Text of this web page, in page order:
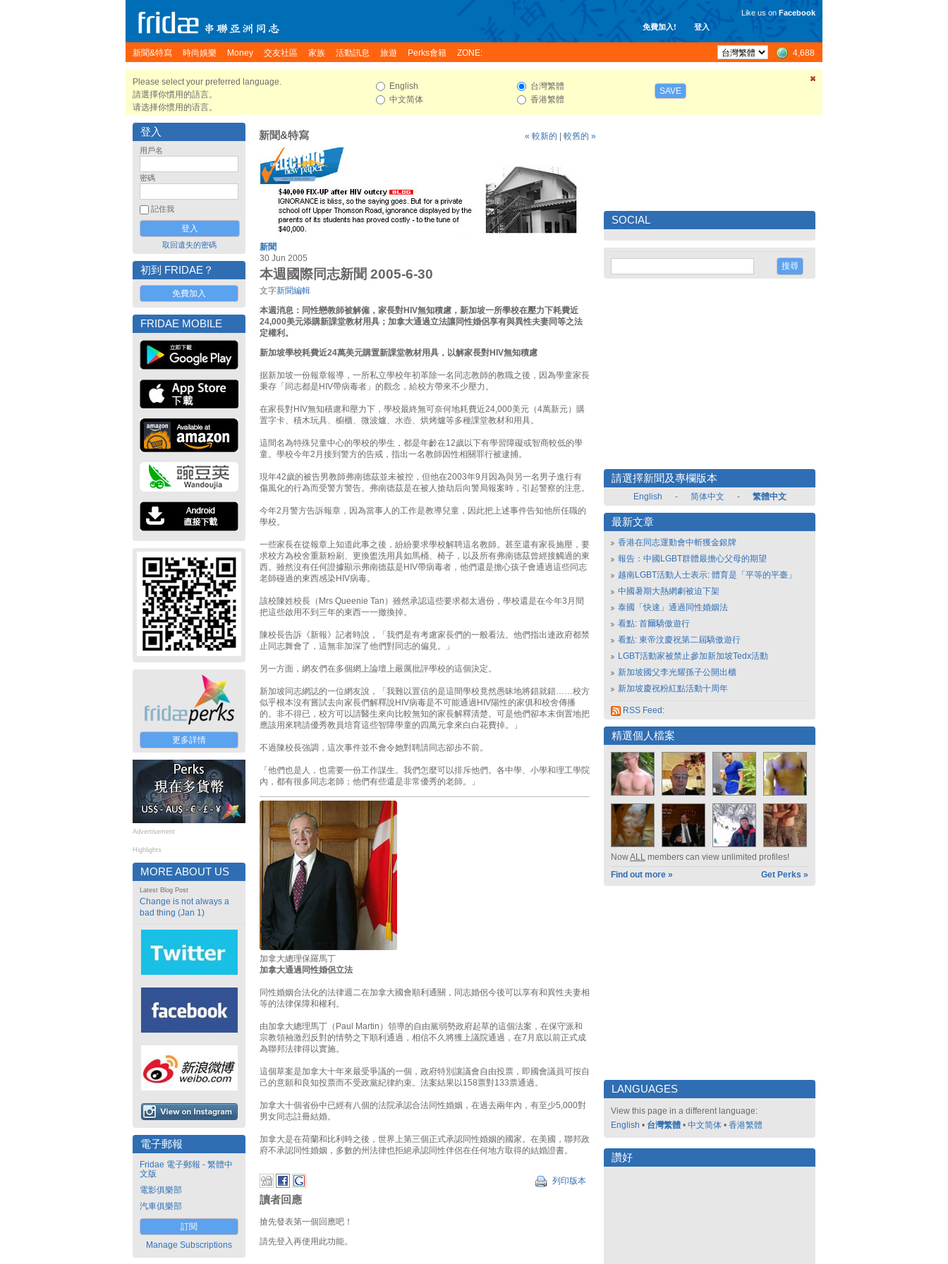
免費加入! 登入
Like us on Facebook
新聞&特寫 時尚娛樂 Money 交友社區 家族 活動訊息 旅遊 Perks會籍 ZONE: 4,688
Please select your preferred language.
請選擇你慣用的語言。
请选择你惯用的语言。
English
中文简体
台灣繁體
香港繁體
SAVE
登入
用戶名
密碼
記住我
取回遺失的密碼
初到 FRIDAE？
免費加入
FRIDAE MOBILE
更多詳情
Advertisement
Highlights
MORE ABOUT US
Latest Blog Post
Change is not always a
bad thing (Jan 1)
電子郵報
Fridae 電子郵報 - 繁體中
文版
電影俱樂部
汽車俱樂部
訂閱
Manage Subscriptions
新聞&特寫 « 較新的 較舊的 »
新聞
30 Jun 2005
本週國際同志新聞 2005-6-30
文字新聞編輯
本週消息：同性戀教師被解僱，家長對HIV無知積慮，新加坡一所學校在壓力下耗費近
24,000美元添購新課堂教材用具；加拿大通過立法讓同性婚侶享有與異性夫妻同等之法
定權利。
新加坡學校耗費近24萬美元購置新課堂教材用具，以解家長對HIV無知積慮
据新加坡一份報章報導，一所私立學校年初革除一名同志教師的教職之後，因為學童家長
秉存「同志都是HIV帶病毒者」的觀念，給校方帶來不少壓力。
在家長對HIV無知積慮和壓力下，學校最終無可奈何地耗費近24,000美元（4萬新元）購
置字卡、積木玩具、櫥櫃、微波爐、水壺、烘烤爐等多種課堂教材和用具。
這間名為特殊兒童中心的學校的學生，都是年齡在12歲以下有學習障礙或智商較低的學
童。學校今年2月接到警方的告戒，指出一名教師因性相關罪行被逮捕。
現年42歲的被告男教師弗南德茲並未被控，但他在2003年9月因為與另一名男子進行有
傷風化的行為而受警方警告。弗南德茲是在被人搶劫后向警局報案時，引起警察的注意。
今年2月警方告訴報章，因為當事人的工作是教導兒童，因此把上述事件告知他所任職的
學校。
一些家長在從報章上知道此事之後，紛紛要求學校解聘這名教師。甚至還有家長施壓，要
求校方為校舍重新粉刷、更換盥洗用具如馬桶、椅子，以及所有弗南德茲曾經接觸過的東
西。雖然沒有任何證據顯示弗南德茲是HIV帶病毒者，他們還是擔心孩子會通過這些同志
老師碰過的東西感染HIV病毒。
該校陳姓校長（Mrs Queenie Tan）雖然承認這些要求都太過份，學校還是在今年3月間
把這些啟用不到三年的東西一一撤換掉。
陳校長告訴《新報》記者時說，「我們是有考慮家長們的一般看法。他們指出連政府都禁
止同志舞會了，這無非加深了他們對同志的偏見。」
另一方面，網友們在多個網上論壇上嚴厲批評學校的這個決定。
新加坡同志網誌的一位網友說，「我難以置信的是這間學校竟然愚昧地將錯就錯……校方
似乎根本沒有嘗試去向家長們解釋說HIV病毒是不可能通過HIV陽性的家俱和校舍傳播
的。非不得已，校方可以請醫生來向比較無知的家長解釋清楚。可是他們卻本末倒置地把
應該用來聘請優秀教員培育這些智障學童的四萬元拿來白白花費掉。」
不過陳校長強調，這次事件並不會令她對聘請同志卻步不前。
「他們也是人，也需要一份工作謀生。我們怎麼可以排斥他們。各中學、小學和理工學院
內，都有很多同志老師；他們有些還是非常優秀的老師。」
加拿大總理保羅馬丁
加拿大通過同性婚侶立法
同性婚姻合法化的法律週二在加拿大國會順利通關，同志婚侶今後可以享有和異性夫妻相
等的法律保障和權利。
由加拿大總理馬丁（Paul Martin）領導的自由黨弱勢政府起草的這個法案，在保守派和
宗教領袖激烈反對的情勢之下順利通過，相信不久將獲上議院通過，在7月底以前正式成
為聯邦法律得以實施。
這個草案是加拿大十年來最受爭議的一個，政府特別讓議會自由投票，即國會議員可按自
己的意願和良知投票而不受政黨紀律約束。法案結果以158票對133票通過。
加拿大十個省份中已經有八個的法院承認合法同性婚姻，在過去兩年內，有至少5,000對
男女同志註冊結婚。
加拿大是在荷蘭和比利時之後，世界上第三個正式承認同性婚姻的國家。在美國，聯邦政
府不承認同性婚姻，多數的州法律也拒絕承認同性伴侶在任何地方取得的結婚證書。
列印版本
讀者回應
搶先發表第一個回應吧！
請先登入再使用此功能。
SOCIAL
請選擇新聞及專欄版本
English - 简体中文 - 繁體中文
最新文章
香港在同志運動會中斬獲金銀牌
報告：中國LGBT群體最擔心父母的期望
越南LGBT活動人士表示: 體育是「平等的平臺」
中國暑期大熱網劇被迫下架
泰國「快速」通過同性婚姻法
看點: 首爾驕傲遊行
看點: 東帝汶慶祝第二屆驕傲遊行
LGBT活動家被禁止參加新加坡Tedx活動
新加坡國父李光耀孫子公開出櫃
新加坡慶祝粉紅點活動十周年
RSS Feed:
精選個人檔案
NowALL members can view unlimited profiles!
Find out more »
Get Perks »
LANGUAGES
View this page in a different language:
English • 台灣繁體 • 中文简体 • 香港繁體
讚好